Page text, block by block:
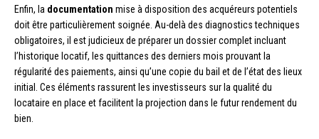
Enfin, la documentation mise à disposition des acquéreurs potentiels
doit être particulièrement soignée. Au-delà des diagnostics techniques
obligatoires, il est judicieux de préparer un dossier complet incluant
l’historique locatif, les quittances des derniers mois prouvant la
régularité des paiements, ainsi qu’une copie du bail et de l’état des lieux
initial. Ces éléments rassurent les investisseurs sur la qualité du
locataire en place et facilitent la projection dans le futur rendement du
bien.